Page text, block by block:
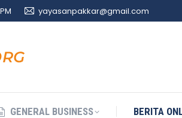
yayasanpakkar@gmail.com
GENERAL BUSINESS BERITA
GENERAL BUSINESS BERITA